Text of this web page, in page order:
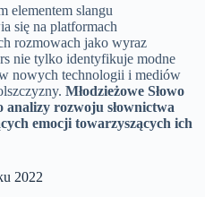
elementem slangu
się na platformach
rozmowach jako wyraz
nie tylko identyfikuje modne
nowych technologii i mediów
Młodzieżowe Słowo
rozwoju słownictwa
emocji towarzyszących ich
2022